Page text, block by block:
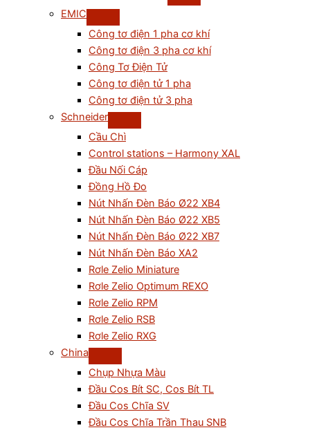
EMIC
Công tơ điện 1 pha cơ khí
Công tơ điện 3 pha cơ khí
Công Tơ Điện Tử
Công tơ điện tử 1 pha
Công tơ điện tử 3 pha
Schneider
Cầu Chì
Control stations – Harmony XAL
Đầu Nối Cáp
Đồng Hồ Đo
Nút Nhấn Đèn Báo Ø22 XB4
Nút Nhấn Đèn Báo Ø22 XB5
Nút Nhấn Đèn Báo Ø22 XB7
Nút Nhấn Đèn Báo XA2
Rơle Zelio Miniature
Rơle Zelio Optimum REXO
Rơle Zelio RPM
Rơle Zelio RSB
Rơle Zelio RXG
China
Chụp Nhựa Màu
Đầu Cos Bít SC, Cos Bít TL
Đầu Cos Chĩa SV
Đầu Cos Chĩa Trần Thau SNB